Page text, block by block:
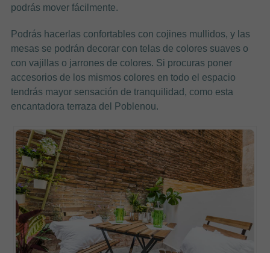
podrás mover fácilmente.
Podrás hacerlas confortables con cojines mullidos, y las
mesas se podrán decorar con telas de colores suaves o
con vajillas o jarrones de colores. Si procuras poner
accesorios de los mismos colores en todo el espacio
tendrás mayor sensación de tranquilidad, como esta
encantadora terraza del Poblenou.